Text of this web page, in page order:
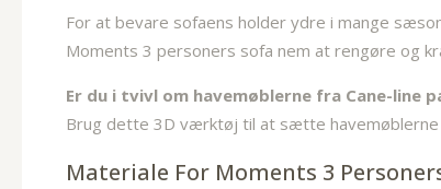
For at bevare sofaens holder ydre i mange
Moments 3 personers sofa nem at rengøre og
Er du i tvivl om havemøblerne fra Cane-line
Brug dette 3D værktøj til at sætte havemøblerne
Materiale For Moments 3